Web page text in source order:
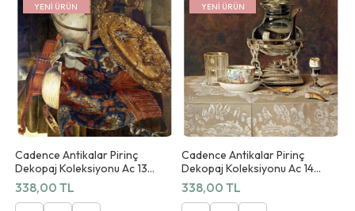
Cadence Antikalar Pirinç
Dekopaj Koleksiyonu Ac 13
90x125cm
338,00 TL
YENI ÜRÜN
Cadence Antikalar Pirinç
Dekopaj Koleksiyonu Ac 14
90x125cm
338,00 TL
YENI ÜRÜN